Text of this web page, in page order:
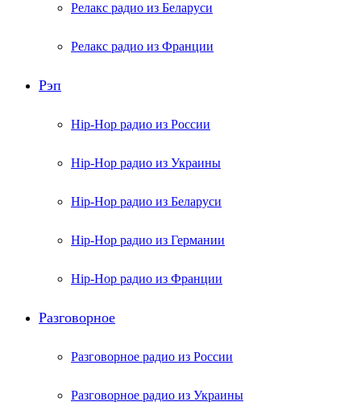
Релакс радио из Беларуси
Релакс радио из Франции
Рэп
Hip-Hop радио из России
Hip-Hop радио из Украины
Hip-Hop радио из Беларуси
Hip-Hop радио из Германии
Hip-Hop радио из Франции
Разговорное
Разговорное радио из России
Разговорное радио из Украины